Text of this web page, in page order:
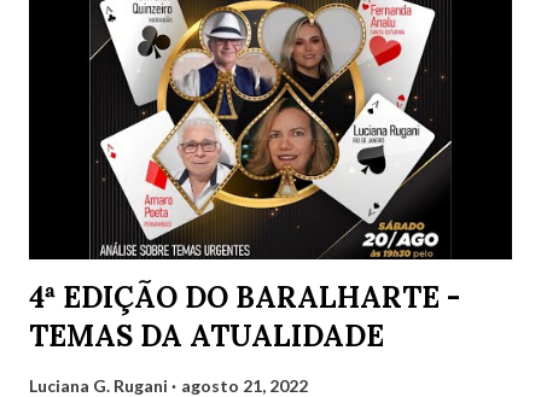
4ª EDIÇÃO DO BARALHARTE -
TEMAS DA ATUALIDADE
Luciana G. Rugani agosto 21, 2022